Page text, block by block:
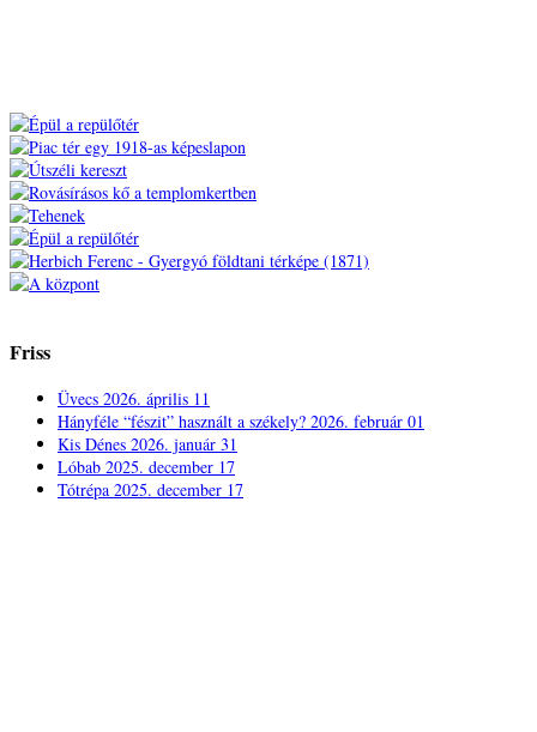
Friss
Üvecs 2026. április 11
Hányféle “fészit” használt a székely? 2026. február 01
Kis Dénes 2026. január 31
Lóbab 2025. december 17
Tótrépa 2025. december 17